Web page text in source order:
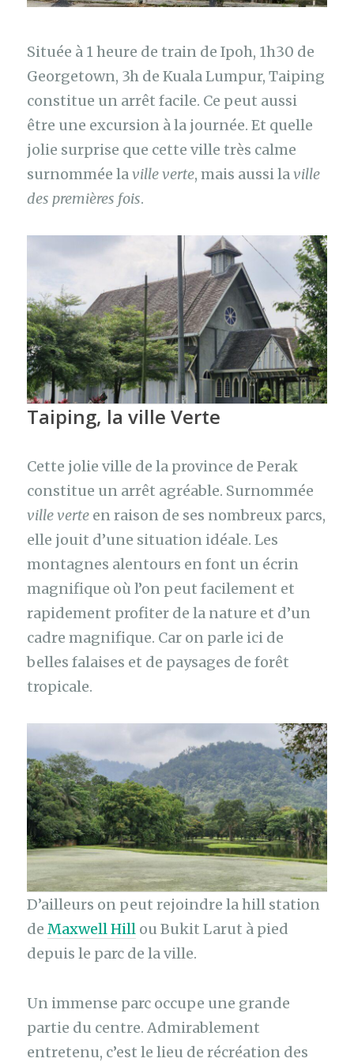
Située à 1 heure de train de Ipoh, 1h30 de
Georgetown, 3h de Kuala Lumpur, Taiping
constitue un arrêt facile. Ce peut aussi
être une excursion à la journée. Et quelle
jolie surprise que cette ville très calme
surnommée la ville verte, mais aussi laville
des premières fois.
Taiping, la ville Verte
Cette jolie ville de la province de Perak
constitue un arrêt agréable. Surnommée
ville verte en raison de ses nombreux parcs,
elle jouit d’une situation idéale. Les
montagnes alentours en font un écrin
magnifique où l’on peut facilement et
rapidement profiter de la nature et d’un
cadre magnifique. Car on parle ici de
belles falaises et de paysages de forêt
tropicale.
D’ailleurs on peut rejoindre la hill station
deMaxwell Hill ou Bukit Larut à pied
depuis le parc de la ville.
Un immense parc occupe une grande
partie du centre. Admirablement
entretenu, c’est le lieu de récréation des